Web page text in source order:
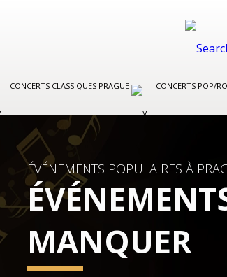
CONCERTS CLASSIQUES PRAGUE CONCERTS POP/
ÉVÉNEMENTS POPULAIRES À
MANQUER